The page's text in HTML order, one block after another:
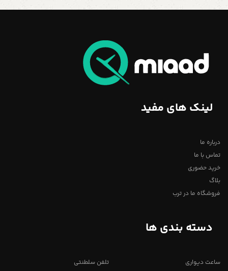
لینک های مفید
درباره ما
تماس با ما
خرید حضوری
بلاگ
فروشگاه ما در ترب
دسته بندی ها
ساعت دیواری
تلفن سلطنتی